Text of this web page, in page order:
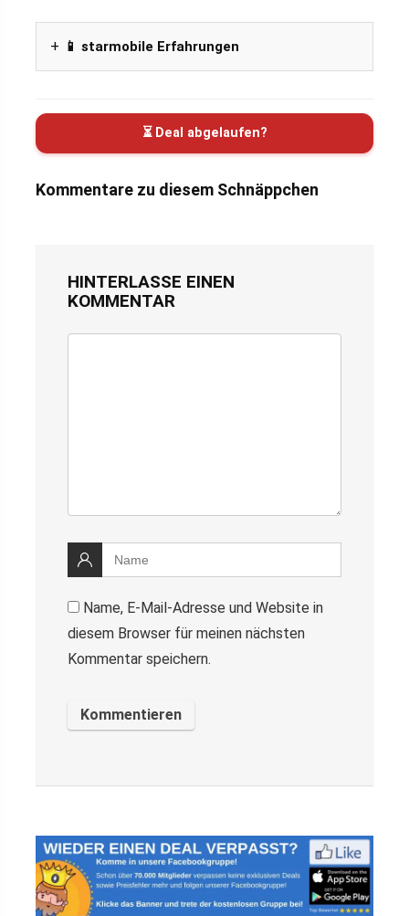
📱 starmobile Erfahrungen
⏳ Deal abgelaufen?
Kommentare zu diesem Schnäppchen
HINTERLASSE EINEN
KOMMENTAR
Name, E-Mail-Adresse und Website in
diesem Browser für meinen nächsten
Kommentar speichern.